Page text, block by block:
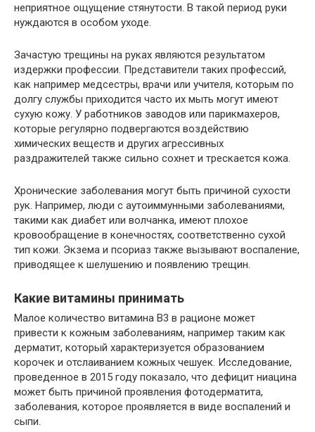
неприятное ощущение стянутости. В такой период руки
нуждаются в особом уходе.
Зачастую трещины на руках являются результатом
издержки профессии. Представители таких профессий,
как например медсестры, врачи или учителя, которым по
долгу службы приходится часто их мыть могут имеют
сухую кожу. У работников заводов или парикмахеров,
которые регулярно подвергаются воздействию
химических веществ и других агрессивных
раздражителей также сильно сохнет и трескается кожа.
Хронические заболевания могут быть причиной сухости
рук. Например, люди с аутоиммунными заболеваниями,
такими как диабет или волчанка, имеют плохое
кровообращение в конечностях, соответственно сухой
тип кожи. Экзема и псориаз также вызывают воспаление,
приводящее к шелушению и появлению трещин.
Какие витамины принимать
Малое количество витамина B3 в рационе может
привести к кожным заболеваниям, например таким как
дерматит, который характеризуется образованием
корочек и отслаиванием кожных чешуек. Исследование,
проведенное в 2015 году показало, что дефицит ниацина
может быть причиной проявления фотодерматита,
заболевания, которое проявляется в виде воспалений и
сыпи.